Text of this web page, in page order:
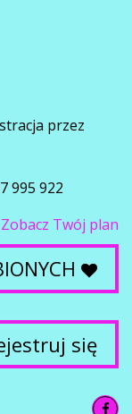
przez
995 922
Zobacz Twój plan
się